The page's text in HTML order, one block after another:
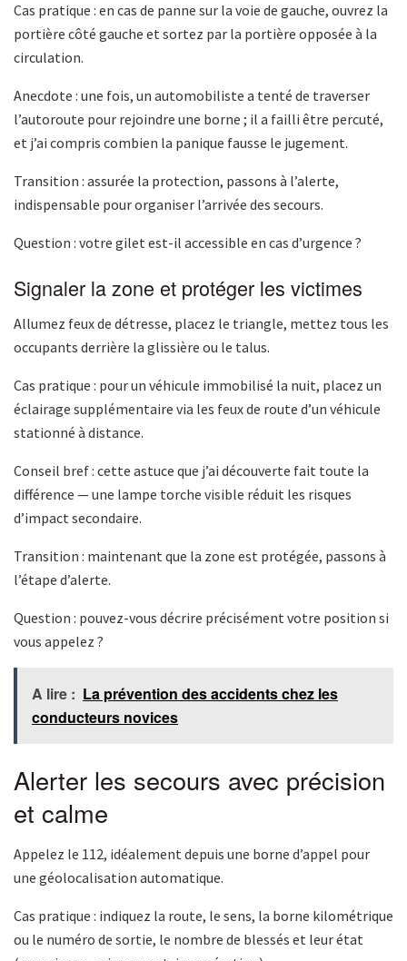
Cas pratique : en cas de panne sur la voie de gauche, ouvrez la
portière côté gauche et sortez par la portière opposée à la
circulation.
Anecdote : une fois, un automobiliste a tenté de traverser
l’autoroute pour rejoindre une borne ; il a failli être percuté,
et j’ai compris combien la panique fausse le jugement.
Transition : assurée la protection, passons à l’alerte,
indispensable pour organiser l’arrivée des secours.
Question : votre gilet est-il accessible en cas d’urgence ?
Signaler la zone et protéger les victimes
Allumez feux de détresse, placez le triangle, mettez tous les
occupants derrière la glissière ou le talus.
Cas pratique : pour un véhicule immobilisé la nuit, placez un
éclairage supplémentaire via les feux de route d’un véhicule
stationné à distance.
Conseil bref : cette astuce que j’ai découverte fait toute la
différence — une lampe torche visible réduit les risques
d’impact secondaire.
Transition : maintenant que la zone est protégée, passons à
l’étape d’alerte.
Question : pouvez-vous décrire précisément votre position si
vous appelez ?
A lire : La prévention des accidents chez les
conducteurs novices
Alerter les secours avec précision
et calme
Appelez le 112, idéalement depuis une borne d’appel pour
une géolocalisation automatique.
Cas pratique : indiquez la route, le sens, la borne kilométrique
ou le numéro de sortie, le nombre de blessés et leur état